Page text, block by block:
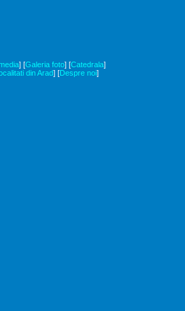
] [Galeria foto] [Catedrala]
din Arad] [Despre noi]